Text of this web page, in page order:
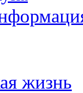
жизнь